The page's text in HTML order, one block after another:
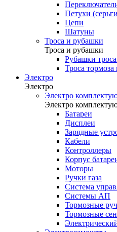
Петухи
Цепи
Шатуны
Троса и рубашки
Троса и рубашки
Рубашки
Троса
Электро
Электро
Электро
Электро
Батареи
Дисплеи
Зарядные
Кабели
Контроллеры
Корпус
Моторы
Ручки газа
Система
Системы АП
Тормозные
Тормозные